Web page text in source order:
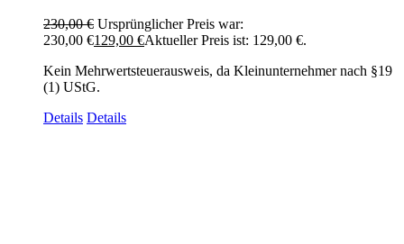
230,00€ Ursprünglicher Preis war:
230,00 €129,00 €Aktueller Preis ist: 129,00 €.
Kein Mehrwertsteuerausweis, da Kleinunternehmer nach §19
(1) UStG.
Details Details